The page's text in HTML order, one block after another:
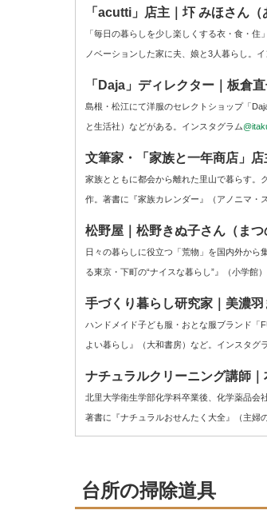
「acutti」店主｜圷 みほさん（
「毎日の暮らしを少し楽しくする衣・食・
ノベーションした家に夫、娘と3人暮らし。
「Daja」ディレクター｜板倉
島根・松江にて洋服のセレクトショップ「
と生活社）などがある。インスタグラム
文筆家・「家族と一年商店」
家族とともに都会から離れた里山で暮らす。
作。著書に『家族カレンダー』（アノニマ・
松野屋｜松野きぬ子さん（まつ
日々の暮らしに役立つ「荒物」を国内外か
る東京・下町の“ナイスな暮らし”』（小学館）
手づくり暮らし研究家｜美濃羽
ハンドメイド子ども服・おとな服ブランド「
よい暮らし』（大和書房）など。インスタグ
ナチュラルクリーニング講師
北里大学衛生学部化学科卒業後、化学薬品会
著書に『ナチュラルおせんたく大全』（主婦
台所の掃除道具